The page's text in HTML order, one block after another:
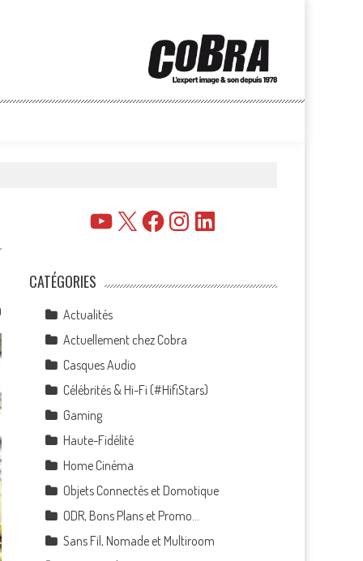
YouTube
X FacebookInstagramLinkedIn
CATÉGORIES
Actualités
Actuellement chez Cobra
Casques Audio
Célébrités & Hi-Fi (#HifiStars)
Gaming
Haute-Fidélité
Home Cinéma
Objets Connectés et Domotique
ODR, Bons Plans et Promo…
Sans Fil, Nomade et Multiroom